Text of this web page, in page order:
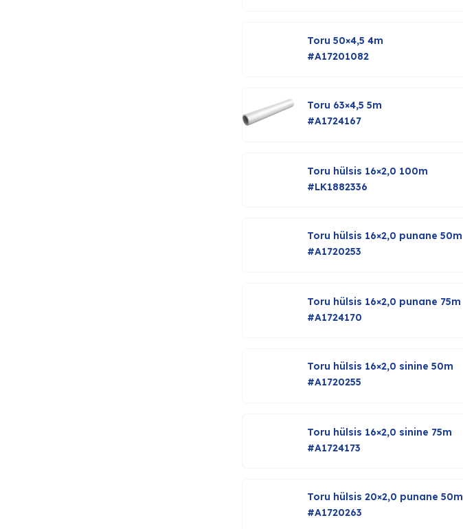
Toru 50×4,5 4m
#A17201082
Toru 63×4,5 5m
#A1724167
Toru hülsis 16×2,0 100m
#LK1882336
Toru hülsis 16×2,0 punane 50m
#A1720253
Toru hülsis 16×2,0 punane 75m
#A1724170
Toru hülsis 16×2,0 sinine 50m
#A1720255
Toru hülsis 16×2,0 sinine 75m
#A1724173
Toru hülsis 20×2,0 punane 50m
#A1720263